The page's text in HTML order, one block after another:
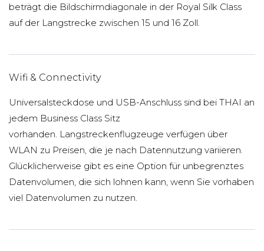
beträgt die Bildschirmdiagonale in der Royal Silk Class
auf der Langstrecke zwischen 15 und 16 Zoll.
Wifi & Connectivity
Universalsteckdose und USB-Anschluss sind bei THAI an
jedem Business Class Sitz
vorhanden. Langstreckenflugzeuge verfügen über
WLAN zu Preisen, die je nach Datennutzung variieren.
Glücklicherweise gibt es eine Option für unbegrenztes
Datenvolumen, die sich lohnen kann, wenn Sie vorhaben
viel Datenvolumen zu nutzen.